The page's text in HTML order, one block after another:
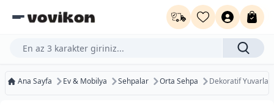
Ürün, kategori veya marka ara...
Ana Sayfa Ev & Mobilya Sehpalar Orta Sehpa Dekoratif Yuvarlak